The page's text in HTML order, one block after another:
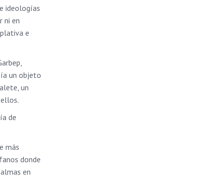
ideologías
ni en
e
un objeto
un
de
más
donde
en